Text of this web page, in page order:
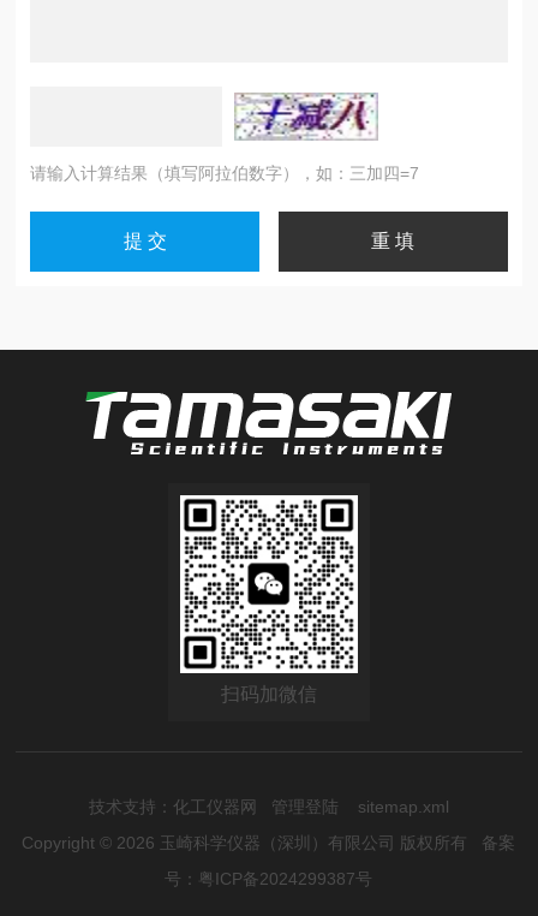
请输入计算结果（填写阿拉伯数字），如：三加四=7
扫码加微信
技术支持： 化工仪器网 管理登陆
sitemap.xml
Copyright © 2026 玉崎科学仪器（深圳）有限公司 版权所有 备案
号：粤ICP备2024299387号